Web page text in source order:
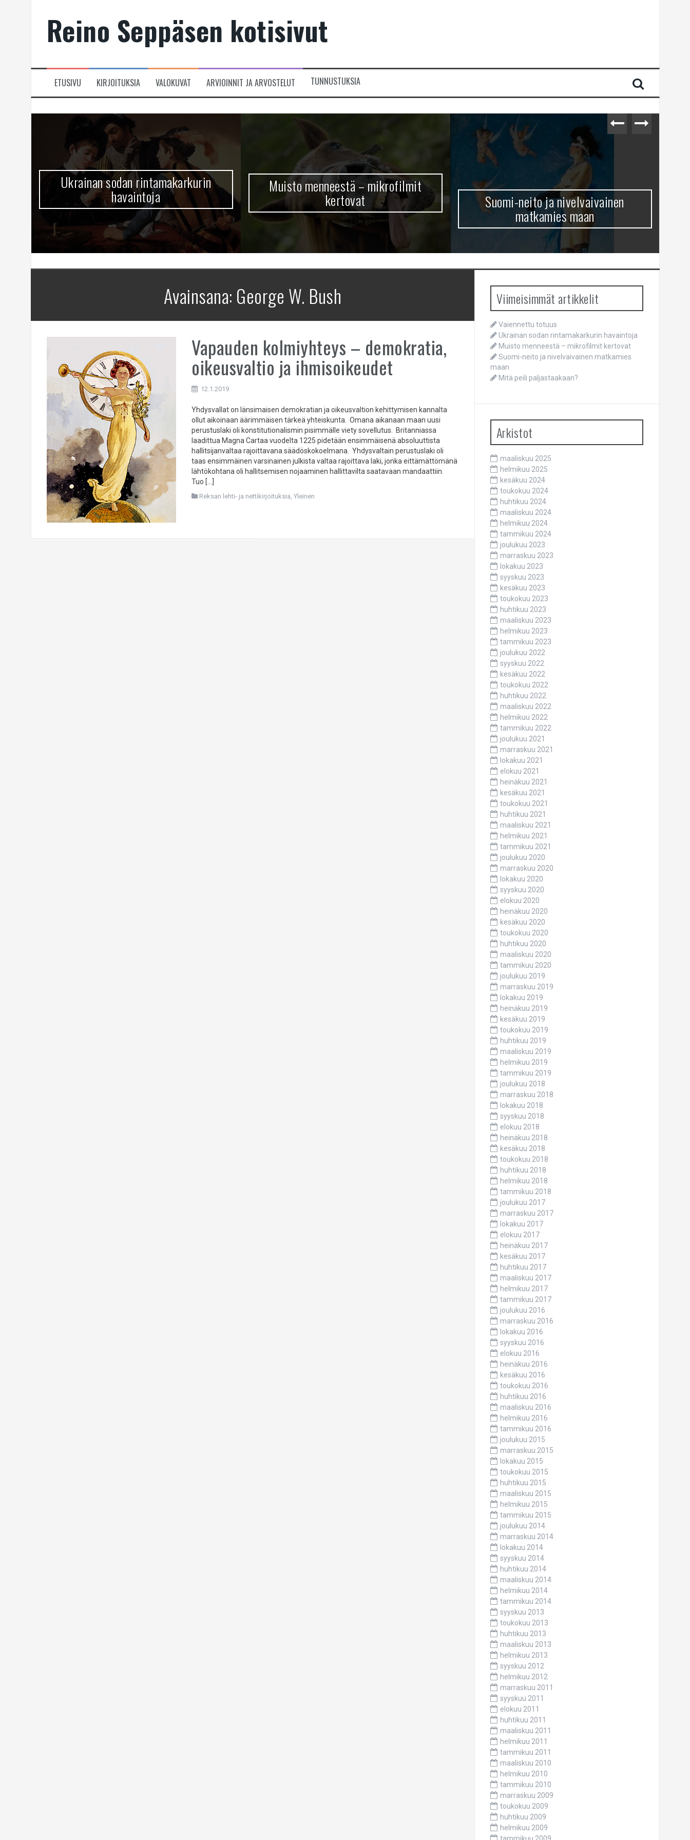
Reino Seppäsen kotisivut
ETUSIVU KIRJOITUKSIA VALOKUVAT ARVIOINNIT JA ARVOSTELUT TUNNUSTUKSIA
Ukrainan sodan rintamakarkurin
havaintoja
Muisto menneestä – mikrofilmit
kertovat Suomi-neito ja nivelvaivainen
matkamies maan
Avainsana: George W. Bush
Vapauden kolmiyhteys – demokratia,
oikeusvaltio ja ihmisoikeudet
12.1.2019
Yhdysvallat on länsimaisen demokratian ja oikeusvaltion kehittymisen kannalta
ollut aikoinaan äärimmäisen tärkeä yhteiskunta. Omana aikanaan maan uusi
perustuslaki oli konstitutionalismin pisimmälle viety sovellutus. Britanniassa
laadittua Magna Cartaa vuodelta 1225 pidetään ensimmäisenä absoluuttista
hallitsijanvaltaa rajoittavana säädöskokoelmana. Yhdysvaltain perustuslaki oli
taas ensimmäinen varsinainen julkista valtaa rajoittava laki, jonka eittämättömänä
lähtökohtana oli hallitsemisen nojaaminen hallittavilta saatavaan mandaattiin.
Tuo […]
Reksan lehti- ja nettikirjoituksia,Yleinen
Viimeisimmät artikkelit
Vaiennettu totuus
Ukrainan sodan rintamakarkurin havaintoja
Muisto menneestä – mikrofilmit kertovat
Suomi-neito ja nivelvaivainen matkamies
maan
Mitä peili paljastaakaan?
Arkistot
maaliskuu 2025
helmikuu 2025
kesäkuu 2024
toukokuu 2024
huhtikuu 2024
maaliskuu 2024
helmikuu 2024
tammikuu 2024
joulukuu 2023
marraskuu 2023
lokakuu 2023
syyskuu 2023
kesäkuu 2023
toukokuu 2023
huhtikuu 2023
maaliskuu 2023
helmikuu 2023
tammikuu 2023
joulukuu 2022
syyskuu 2022
kesäkuu 2022
toukokuu 2022
huhtikuu 2022
maaliskuu 2022
helmikuu 2022
tammikuu 2022
joulukuu 2021
marraskuu 2021
lokakuu 2021
elokuu 2021
heinäkuu 2021
kesäkuu 2021
toukokuu 2021
huhtikuu 2021
maaliskuu 2021
helmikuu 2021
tammikuu 2021
joulukuu 2020
marraskuu 2020
lokakuu 2020
syyskuu 2020
elokuu 2020
heinäkuu 2020
kesäkuu 2020
toukokuu 2020
huhtikuu 2020
maaliskuu 2020
tammikuu 2020
joulukuu 2019
marraskuu 2019
lokakuu 2019
heinäkuu 2019
kesäkuu 2019
toukokuu 2019
huhtikuu 2019
maaliskuu 2019
helmikuu 2019
tammikuu 2019
joulukuu 2018
marraskuu 2018
lokakuu 2018
syyskuu 2018
elokuu 2018
heinäkuu 2018
kesäkuu 2018
toukokuu 2018
huhtikuu 2018
helmikuu 2018
tammikuu 2018
joulukuu 2017
marraskuu 2017
lokakuu 2017
elokuu 2017
heinäkuu 2017
kesäkuu 2017
huhtikuu 2017
maaliskuu 2017
helmikuu 2017
tammikuu 2017
joulukuu 2016
marraskuu 2016
lokakuu 2016
syyskuu 2016
elokuu 2016
heinäkuu 2016
kesäkuu 2016
toukokuu 2016
huhtikuu 2016
maaliskuu 2016
helmikuu 2016
tammikuu 2016
joulukuu 2015
marraskuu 2015
lokakuu 2015
toukokuu 2015
huhtikuu 2015
maaliskuu 2015
helmikuu 2015
tammikuu 2015
joulukuu 2014
marraskuu 2014
lokakuu 2014
syyskuu 2014
huhtikuu 2014
maaliskuu 2014
helmikuu 2014
tammikuu 2014
syyskuu 2013
toukokuu 2013
huhtikuu 2013
maaliskuu 2013
helmikuu 2013
syyskuu 2012
helmikuu 2012
marraskuu 2011
syyskuu 2011
elokuu 2011
huhtikuu 2011
maaliskuu 2011
helmikuu 2011
tammikuu 2011
maaliskuu 2010
helmikuu 2010
tammikuu 2010
marraskuu 2009
toukokuu 2009
huhtikuu 2009
helmikuu 2009